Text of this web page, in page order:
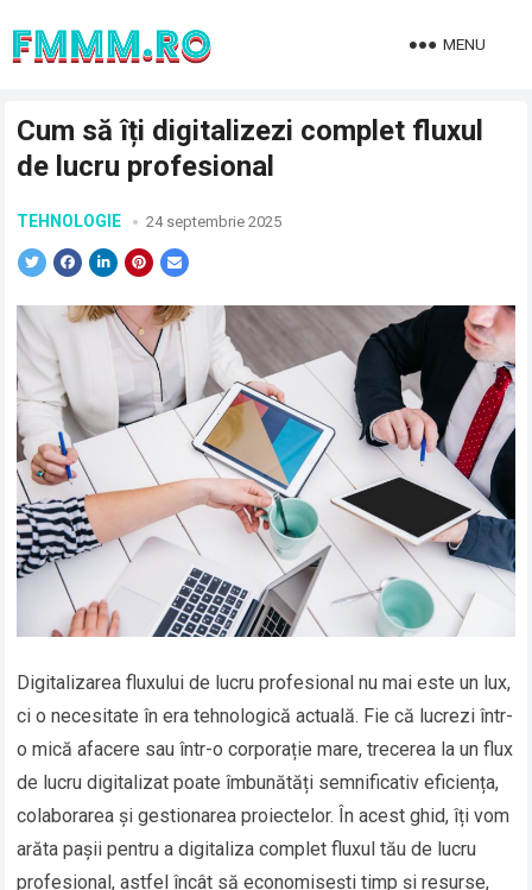
MENU
Cum să îți digitalizezi complet fluxul
de lucru profesional
TEHNOLOGIE 24 septembrie 2025
Digitalizarea fluxului de lucru profesional nu mai este un lux,
ci o necesitate în era tehnologică actuală. Fie că lucrezi într-
o mică afacere sau într-o corporație mare, trecerea la un flux
de lucru digitalizat poate îmbunătăți semnificativ eficiența,
colaborarea și gestionarea proiectelor. În acest ghid, îți vom
arăta pașii pentru a digitaliza complet fluxul tău de lucru
profesional, astfel încât să economisești timp și resurse,